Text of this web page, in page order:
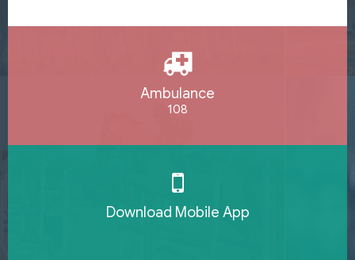
Ambulance
108
Download Mobile App